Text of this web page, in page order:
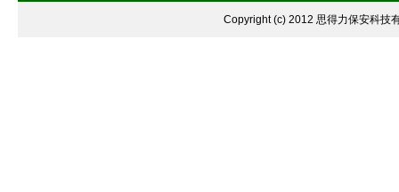
Copyright (c) 2012 思得力保安科技